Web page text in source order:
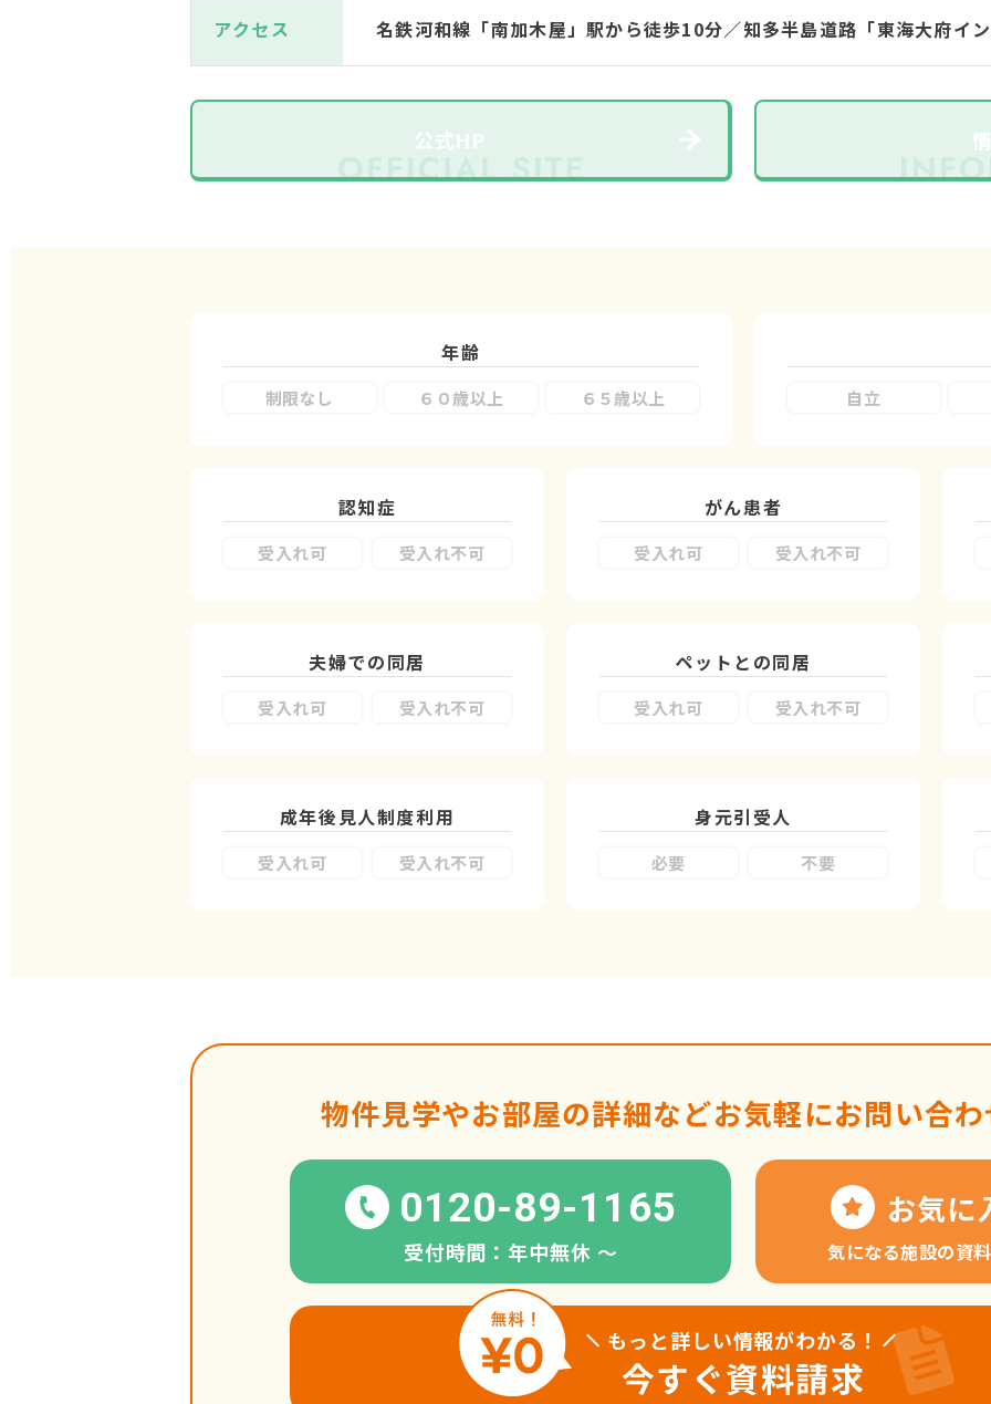
アクセス 名鉄河和線「南加木屋」駅から徒歩10分／知多半島道路「東海大府イ
公式HP
年齢
制限なし ６０歳以上 ６５歳以上 自立
認知症
受入れ可 受入れ不可
がん患者
受入れ可 受入れ不可
夫婦での同居
受入れ可 受入れ不可
ペットとの同居
受入れ可 受入れ不可
成年後見人制度利用
受入れ可 受入れ不可
身元引受人
必要 不要
物件見学やお部屋の詳細などお気軽にお問い合わ
0120-89-1165
受付時間：年中無休 〜
お気に
気になる施設の資
もっと詳しい情報がわかる！
今すぐ資料請求